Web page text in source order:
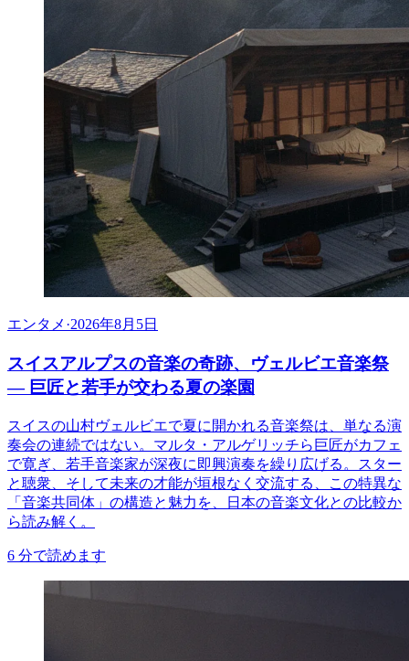
エンタメ ·2026年8月5日
スイスアルプスの音楽の奇跡、ヴェルビエ音楽祭
— 巨匠と若手が交わる夏の楽園
スイスの山村ヴェルビエで夏に開かれる音楽祭は、単なる演
奏会の連続ではない。マルタ・アルゲリッチら巨匠がカフェ
で寛ぎ、若手音楽家が深夜に即興演奏を繰り広げる。スター
と聴衆、そして未来の才能が垣根なく交流する、この特異な
「音楽共同体」の構造と魅力を、日本の音楽文化との比較か
ら読み解く。
6 分で読めます